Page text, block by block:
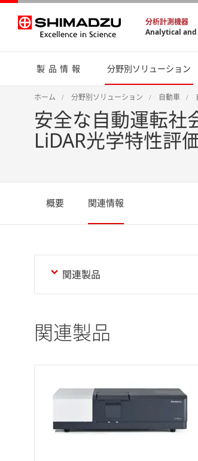
分析計測機器
Analytical
製品情報 分野別ソリューション
ホーム 分野別ソリューション 自動車
安全な自動運転社
LiDAR光学特性評
概要 関連情報
関連製品
関連製品